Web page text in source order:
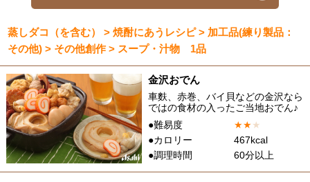
蒸しダコ（を含む） > 焼酎にあうレシピ > 加工品(練り製品：
その他) > その他創作 > スープ・汁物 1品
金沢おでん
車麩、赤巻、バイ貝などの金沢なら
ではの食材の入ったご当地おでん♪
●難易度
★★★
●カロリー
467kcal
●調理時間
60分以上